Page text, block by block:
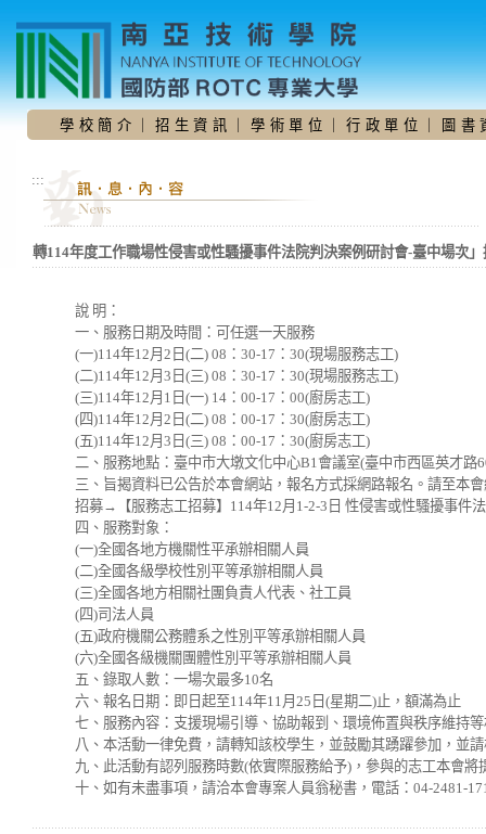
要
內
學 校 簡 介 招 生 資 訊 學 術 單 位 ｜行 政 單 位 圖 書
:::
轉114年度工作職場性侵害或性騷擾事件法院判決案例研討會-臺中場次
說 明：
一、服務日期及時間：可任選一天服務
(一)114年12月2日(二) 08：30-17：30(現場服務志工)
(二)114年12月3日(三) 08：30-17：30(現場服務志工)
(三)114年12月1日(一) 14：00-17：00(廚房志工)
(四)114年12月2日(二) 08：00-17：30(廚房志工)
(五)114年12月3日(三) 08：00-17：30(廚房志工)
二、服務地點：臺中市大墩文化中心B1會議室(臺中市西區英才路
三、旨揭資料已公告於本會網站，報名方式採網路報名。請至本
招募→【服務志工招募】114年12月1-2-3日 性侵害或性騷擾事件
四、服務對象：
(一)全國各地方機關性平承辦相關人員
(二)全國各級學校性別平等承辦相關人員
(三)全國各地方相關社團負責人代表、社工員
(四)司法人員
(五)政府機關公務體系之性別平等承辦相關人員
(六)全國各級機關團體性別平等承辦相關人員
五、錄取人數：一場次最多10名
六、報名日期：即日起至114年11月25日(星期二)止，額滿為止
七、服務內容：支援現場引導、協助報到、環境佈置與秩序維持
八、本活動一律免費，請轉知該校學生，並鼓勵其踴躍參加，並
九、此活動有認列服務時數(依實際服務給予)，參與的志工本會
十、如有未盡事項，請洽本會專案人員翁秘書，電話：04-2481-